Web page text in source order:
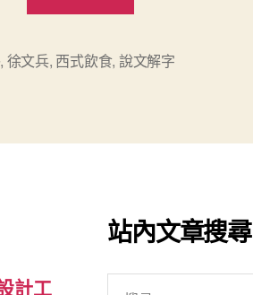
醫》
心
, 徐文兵, 西式飲食, 說文解字
計工
站內文章搜尋